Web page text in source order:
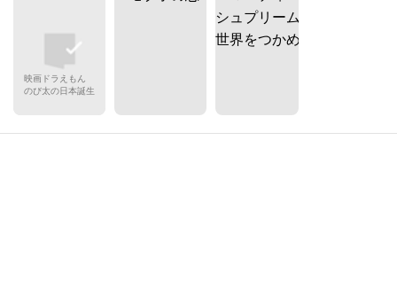
映画ドラえもん
のび太の日本誕生